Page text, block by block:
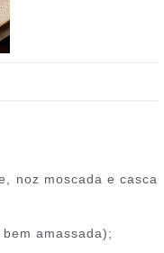
noz moscada e casca
amassada);